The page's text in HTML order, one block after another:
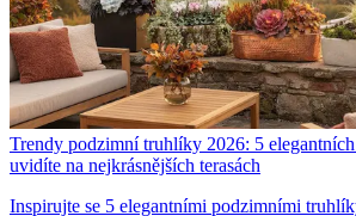
Trendy podzimní truhlíky 2026: 5 elegantních
uvidíte na nejkrásnějších terasách
Inspirujte se 5 elegantními podzimními